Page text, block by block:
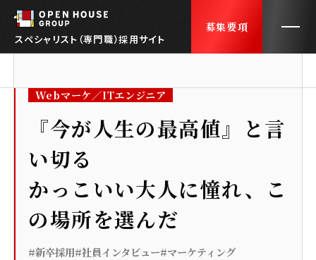
スペシャリスト（専門職）採用サイト
募集要項
トップ
会社紹介
社員インタビューINTERVIEWS
採用FAQ
Webマーケ／ITエンジニア
『今が人生の最高値』と言
い切る
かっこいい大人に憧れ、こ
の場所を選んだ
#新卒採用#社員インタビュー#マーケティング